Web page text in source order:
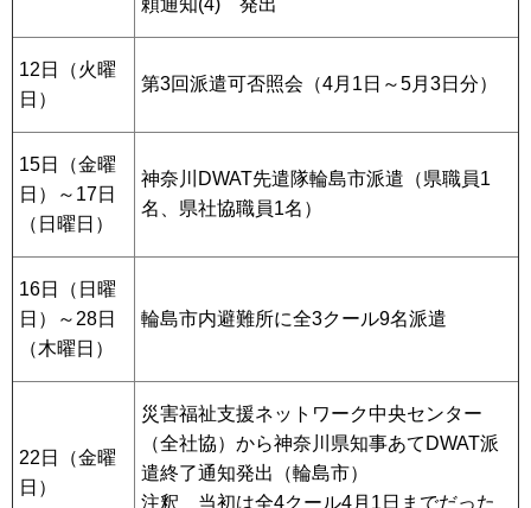
頼通知(4) 発出
12日（火曜
日）
第3回派遣可否照会（4月1日～5月3日分）
15日（金曜
日）～17日
（日曜日）
神奈川DWAT先遣隊輪島市派遣（県職員1
名、県社協職員1名）
16日（日曜
日）～28日
（木曜日）
輪島市内避難所に全3クール9名派遣
22日（金曜
日）
災害福祉支援ネットワーク中央センター
（全社協）から神奈川県知事あてDWAT派
遣終了通知発出（輪島市）
注釈 当初は全4クール4月1日までだった